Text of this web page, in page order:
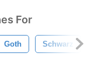
For
Goth Schwarz